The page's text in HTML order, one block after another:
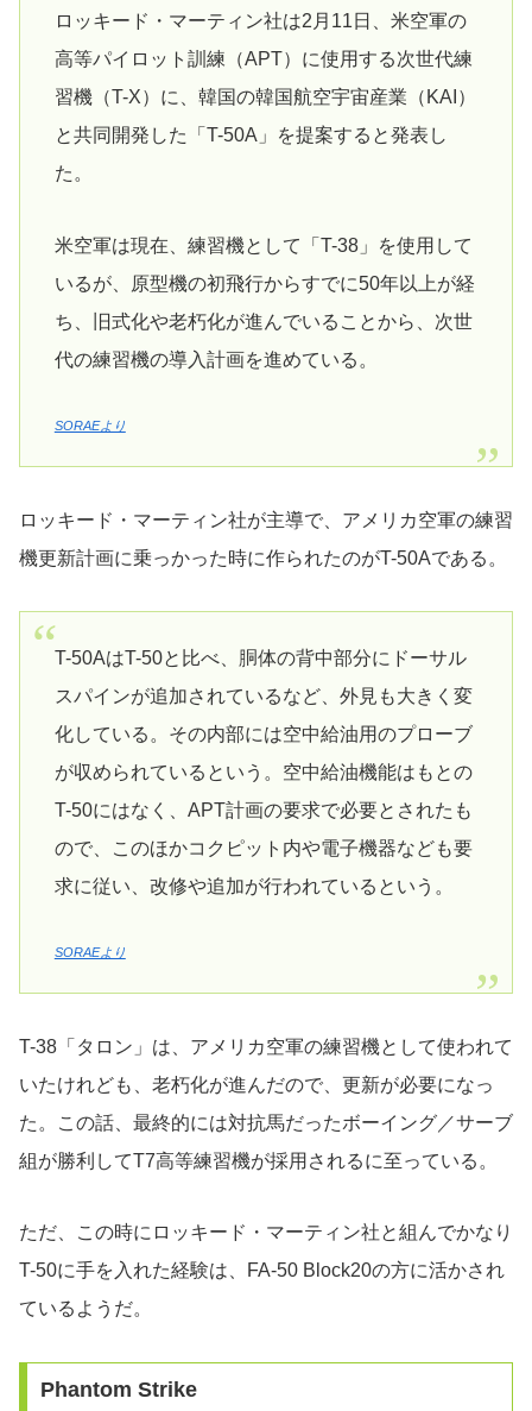
ロッキード・マーティン社は2月11日、米空軍の
高等パイロット訓練（APT）に使用する次世代練
習機（T-X）に、韓国の韓国航空宇宙産業（KAI）
と共同開発した「T-50A」を提案すると発表し
た。
米空軍は現在、練習機として「T-38」を使用して
いるが、原型機の初飛行からすでに50年以上が経
ち、旧式化や老朽化が進んでいることから、次世
代の練習機の導入計画を進めている。
SORAEより
ロッキード・マーティン社が主導で、アメリカ空軍の練習
機更新計画に乗っかった時に作られたのがT-50Aである。
T-50AはT-50と比べ、胴体の背中部分にドーサル
スパインが追加されているなど、外見も大きく変
化している。その内部には空中給油用のプローブ
が収められているという。空中給油機能はもとの
T-50にはなく、APT計画の要求で必要とされたも
ので、このほかコクピット内や電子機器なども要
求に従い、改修や追加が行われているという。
SORAEより
T-38「タロン」は、アメリカ空軍の練習機として使われて
いたけれども、老朽化が進んだので、更新が必要になっ
た。この話、最終的には対抗馬だったボーイング／サーブ
組が勝利してT7高等練習機が採用されるに至っている。
ただ、この時にロッキード・マーティン社と組んでかなり
T-50に手を入れた経験は、FA-50 Block20の方に活かされ
ているようだ。
Phantom Strike